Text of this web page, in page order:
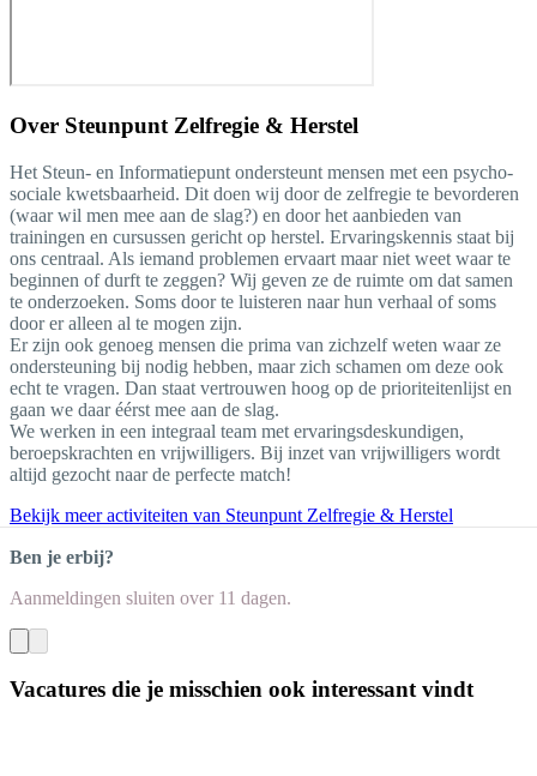
Over Steunpunt Zelfregie & Herstel
Het Steun- en Informatiepunt ondersteunt mensen met een psycho-
sociale kwetsbaarheid. Dit doen wij door de zelfregie te bevorderen
(waar wil men mee aan de slag?) en door het aanbieden van
trainingen en cursussen gericht op herstel. Ervaringskennis staat bij
ons centraal. Als iemand problemen ervaart maar niet weet waar te
beginnen of durft te zeggen? Wij geven ze de ruimte om dat samen
te onderzoeken. Soms door te luisteren naar hun verhaal of soms
door er alleen al te mogen zijn.
Er zijn ook genoeg mensen die prima van zichzelf weten waar ze
ondersteuning bij nodig hebben, maar zich schamen om deze ook
echt te vragen. Dan staat vertrouwen hoog op de prioriteitenlijst en
gaan we daar éérst mee aan de slag.
We werken in een integraal team met ervaringsdeskundigen,
beroepskrachten en vrijwilligers. Bij inzet van vrijwilligers wordt
altijd gezocht naar de perfecte match!
Bekijk meer activiteiten van Steunpunt Zelfregie & Herstel
Ben je erbij?
Aanmeldingen sluiten over 11 dagen.
Vacatures die je misschien ook interessant vindt